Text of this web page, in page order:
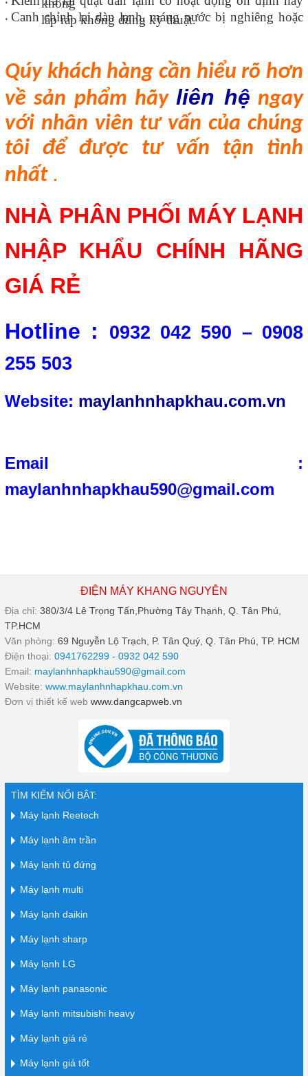
.· Canh chỉnh lại dàn lạnh, máng nước bị nghiêng hoặc
lắp ráp không đúng kỹ thuật.
Qúy khách hàngcần hiểu rõ hơn
về sản phẩm hãyliên hệ ngay
với nhân viên tư vấn của chúng
tôi để được tư vấn tận tình
nhất .
NHÀ PHÂN PHỐI MÁY LẠNH
NHẬP KHẨU CHÍNH HÃNG
GIÁ RẺ
Hotline :
0932 042 590 – 0908
255 503
Website: maylanhnhapkhau.com.vn
Email :
maylanhnhapkhau590@gmail.com
ĐIỆN MÁY KHANG NGUYÊN
Địa chỉ: 380/3/4 Lê Trọng Tấn,Phường Tây Thạnh, Q. Tân Phú,
TP.HCM
Văn phòng: 69 Nguyễn Lộ Trạch, P. Tân Quý, Q. Tân Phú, TP. HCM
Điện thoại: 0941762299 - 0932 042 590
Email: maylanhnhapkhau590@gmail.com
Website: www.maylanhnhapkhau.com.vn
Đơn vị thiết kế web www.dangcapweb.vn
TÌM KIẾM NỔI BẬT:
Máy lạnh Reetech
Máy lạnh âm trần
Máy lạnh tủ đứng
Máy lạnh multi
Máy lạnh daikin
Máy lạnh sharp
Máy lạnh LG
Máy lạnh panasonic
Máy lạnh mitsubishi heavy
Máy lạnh giá rẻ
Máy lạnh giá tốt